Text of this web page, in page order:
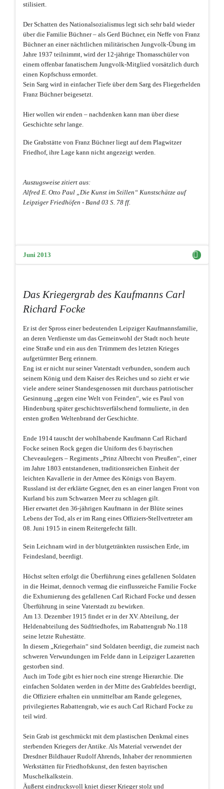
stilisiert.
Der Schatten des Nationalsozialismus legt sich sehr bald wieder
über die Familie Büchner – als Gerd Büchner, ein Neffe von Franz
Büchner an einer nächtlichen militärischen Jungvolk-Übung im
Jahre 1937 teilnimmt, wird der 12-jährige Thomasschüler von
einem offenbar fanatischem Jungvolk-Mitglied vorsätzlich durch
einen Kopfschuss ermordet.
Sein Sarg wird in einfacher Tiefe über dem Sarg des Fliegerhelden
Franz Büchner beigesetzt.
Hier wollen wir enden – nachdenken kann man über diese
Geschichte sehr lange.
Die Grabstätte von Franz Büchner liegt auf dem Plagwitzer
Friedhof, ihre Lage kann nicht angezeigt werden.
Auszugsweise zitiert aus:
Alfred E. Otto Paul „Die Kunst im Stillen“ Kunstschätze auf
Leipziger Friedhöfen - Band 03 S. 78 ff.
Juni 2013
Das Kriegergrab des Kaufmanns Carl
Richard Focke
Er ist der Spross einer bedeutenden Leipziger Kaufmannsfamilie,
an deren Verdienste um das Gemeinwohl der Stadt noch heute
eine Straße und ein aus den Trümmern des letzten Krieges
aufgetürmter Berg erinnern.
Eng ist er nicht nur seiner Vaterstadt verbunden, sondern auch
seinem König und dem Kaiser des Reiches und so zieht er wie
viele andere seiner Standesgenossen mit durchaus patriotischer
Gesinnung „gegen eine Welt von Feinden“, wie es Paul von
Hindenburg später geschichtsverfälschend formulierte, in den
ersten großen Weltenbrand der Geschichte.
Ende 1914 tauscht der wohlhabende Kaufmann Carl Richard
Focke seinen Rock gegen die Uniform des 6.bayrischen
Cheveaulegers – Regiments „Prinz Albrecht von Preußen“, einer
im Jahre 1803 entstandenen, traditionsreichen Einheit der
leichten Kavallerie in der Armee des Königs von Bayern.
Russland ist der erklärte Gegner, den es an einer langen Front von
Kurland bis zum Schwarzen Meer zu schlagen gilt.
Hier erwartet den 36-jährigen Kaufmann in der Blüte seines
Lebens der Tod, als er im Rang eines Offiziers-Stellvertreter am
08. Juni 1915 in einem Reitergefecht fällt.
Sein Leichnam wird in der blutgetränkten russischen Erde, im
Feindesland, beerdigt.
Höchst selten erfolgt die Überführung eines gefallenen Soldaten
in die Heimat, dennoch vermag die einflussreiche Familie Focke
die Exhumierung des gefallenen Carl Richard Focke und dessen
Überführung in seine Vaterstadt zu bewirken.
Am 13. Dezember 1915 findet er in der XV. Abteilung, der
Heldenabteilung des Südfriedhofes, im Rabattengrab No.118
seine letzte Ruhestätte.
In diesem „Kriegerhain“ sind Soldaten beerdigt, die zumeist nach
schweren Verwundungen im Felde dann in Leipziger Lazaretten
gestorben sind.
Auch im Tode gibt es hier noch eine strenge Hierarchie. Die
einfachen Soldaten werden in der Mitte des Grabfeldes beerdigt,
die Offiziere erhalten ein unmittelbar am Rande gelegenes,
privilegiertes Rabattengrab, wie es auch Carl Richard Focke zu
teil wird.
Sein Grab ist geschmückt mit dem plastischen Denkmal eines
sterbenden Kriegers der Antike. Als Material verwendet der
Dresdner Bildhauer Rudolf Ahrends, Inhaber der renommierten
Werkstätten für Friedhofskunst, den festen bayrischen
Muschelkalkstein.
Äußerst eindrucksvoll kniet dieser Krieger stolz und